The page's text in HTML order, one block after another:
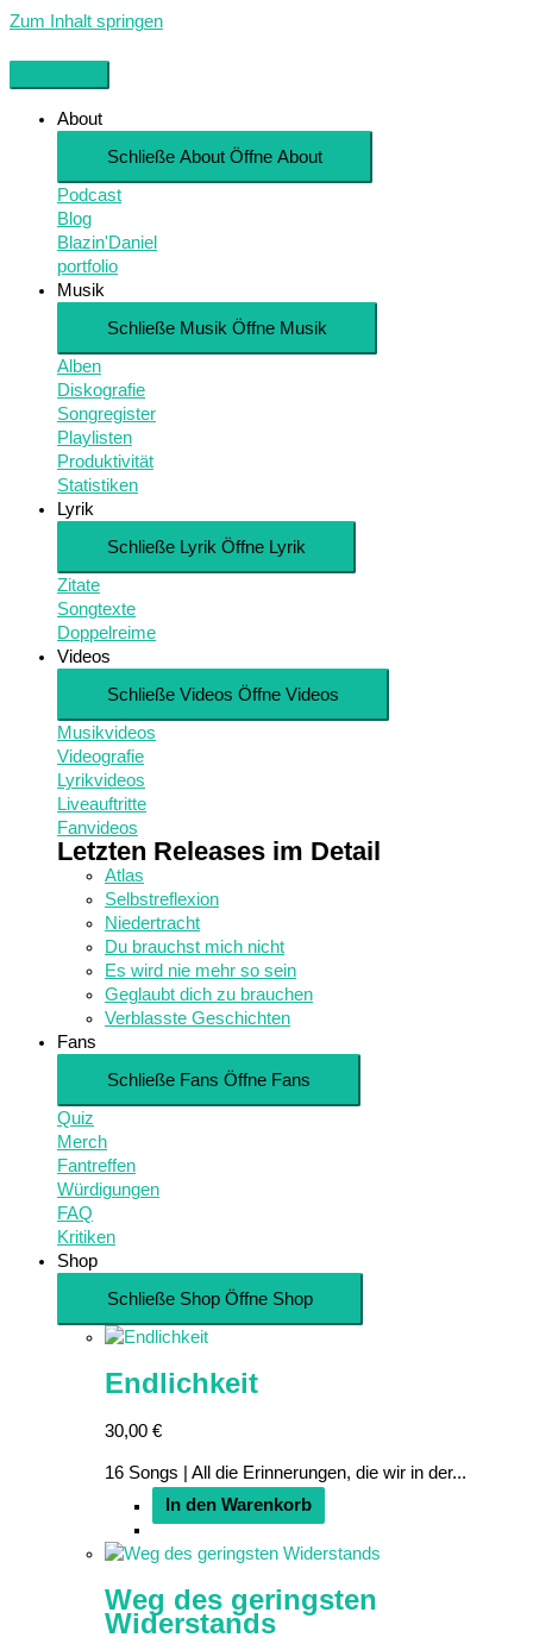
Zum Inhalt springen
About
Schließe About Öffne About
Podcast
Blog
Blazin'Daniel
portfolio
Musik
Schließe Musik Öffne Musik
Alben
Diskografie
Songregister
Playlisten
Produktivität
Statistiken
Lyrik
Schließe Lyrik Öffne Lyrik
Zitate
Songtexte
Doppelreime
Videos
Schließe Videos Öffne Videos
Musikvideos
Videografie
Lyrikvideos
Liveauftritte
Fanvideos
Letzten Releases im Detail
Atlas
Selbstreflexion
Niedertracht
Du brauchst mich nicht
Es wird nie mehr so sein
Geglaubt dich zu brauchen
Verblasste Geschichten
Fans
Schließe Fans Öffne Fans
Quiz
Merch
Fantreffen
Würdigungen
FAQ
Kritiken
Shop
Schließe Shop Öffne Shop
Endlichkeit
30,00 €
16 Songs | All die Erinnerungen, die wir in der...
In den Warenkorb
Weg des geringsten
Widerstands